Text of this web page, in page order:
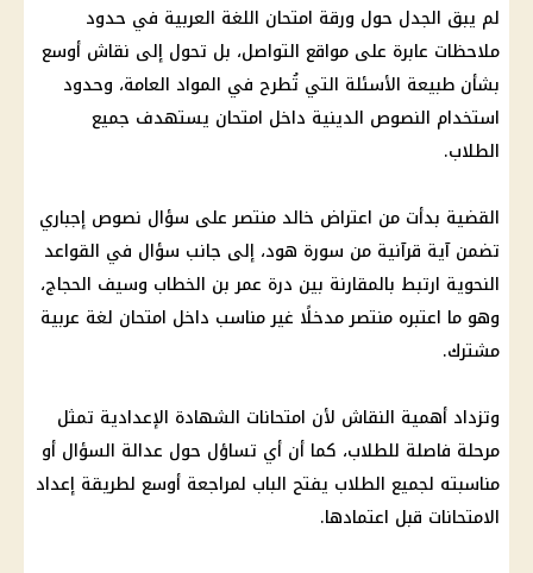
لم يبق الجدل حول ورقة امتحان اللغة العربية في حدود
ملاحظات عابرة على مواقع التواصل، بل تحول إلى نقاش أوسع
بشأن طبيعة الأسئلة التي تُطرح في المواد العامة، وحدود
استخدام النصوص الدينية داخل امتحان يستهدف جميع
الطلاب.
القضية بدأت من اعتراض خالد منتصر على سؤال نصوص إجباري
تضمن آية قرآنية من سورة هود، إلى جانب سؤال في القواعد
النحوية ارتبط بالمقارنة بين درة عمر بن الخطاب وسيف الحجاج،
وهو ما اعتبره منتصر مدخلًا غير مناسب داخل امتحان لغة عربية
مشترك.
وتزداد أهمية النقاش لأن امتحانات الشهادة الإعدادية تمثل
مرحلة فاصلة للطلاب، كما أن أي تساؤل حول عدالة السؤال أو
مناسبته لجميع الطلاب يفتح الباب لمراجعة أوسع لطريقة إعداد
الامتحانات قبل اعتمادها.